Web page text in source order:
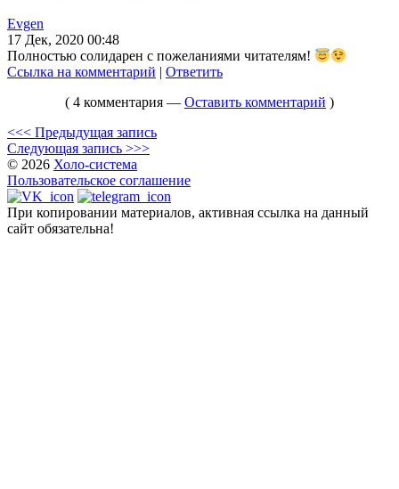
Evgen
17 Дек, 2020 00:48
Полностью солидарен с пожеланиями читателям!
Ссылка на комментарий | Ответить
( 4 комментария — Оставить комментарий )
<<< Предыдущая запись
Следующая запись >>>
© 2026 Холо-система
Пользовательское соглашение
При копировании материалов, активная ссылка на данный
сайт обязательна!